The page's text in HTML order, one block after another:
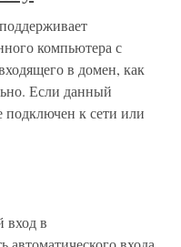
компьютера с
в домен, как
Если данный
подключен к сети или
вход в